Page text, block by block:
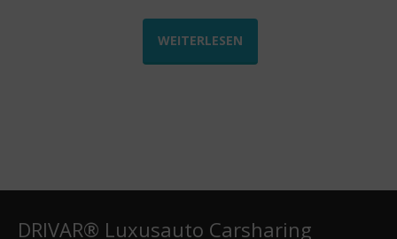
WEITERLESEN
DRIVAR® Luxusauto Carsharing